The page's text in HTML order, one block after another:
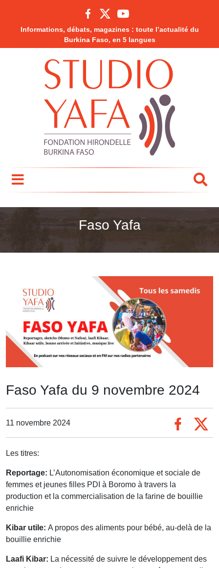
Informations, débats, magazines : toute l’actualité du
Burkina Faso, en 5 langues
Faso Yafa
Faso Yafa du 9 novembre 2024
11 novembre 2024
Les titres:
Reportage: L’Autonomisation économique et sociale de
femmes et jeunes filles PDI à Boromo à travers la
production et la commercialisation de la farine de bouillie
enrichie
Kibar utile: A propos des aliments pour bébé, au-delà de la
bouillie enrichie
Laafi Kibar: La nécessité de suivre le développement des